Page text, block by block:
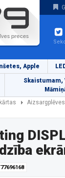
Apple
Skaistumam,